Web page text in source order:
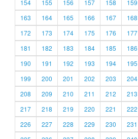
154
155 156 157 158 159
163
164 165 166 167 168
172
173 174 175 176 177
181
182 183 184 185 186
190
191 192 193 194 195
199
200 201 202 203 204
208
209 210 211 212 213
217
218 219 220 221 222
226
227 228 229 230 231